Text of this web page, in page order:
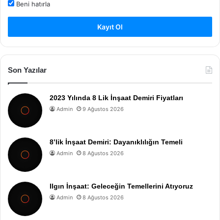
Beni hatırla
Kayıt Ol
Son Yazılar
2023 Yılında 8 Lik İnşaat Demiri Fiyatları
Admin 9 Ağustos 2026
8’lik İnşaat Demiri: Dayanıklılığın Temeli
Admin 8 Ağustos 2026
Ilgın İnşaat: Geleceğin Temellerini Atıyoruz
Admin 8 Ağustos 2026